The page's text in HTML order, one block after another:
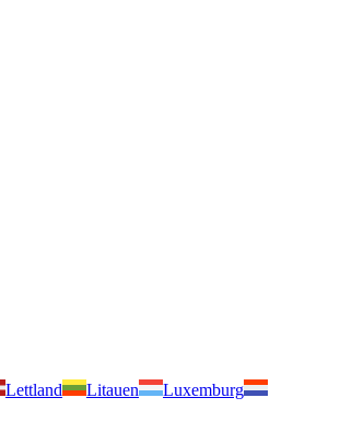
Lettland Litauen
Luxemburg